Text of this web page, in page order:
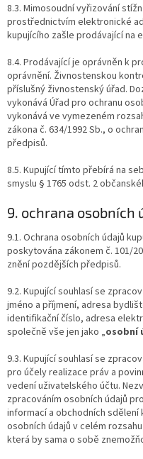
8.3. Mimosoudní vyřizování
prostřednictvím elektronické
kupujícího zašle prodávající na
8.4. Prodávající je oprávněn k
oprávnění. Živnostenskou
příslušný živnostenský úřad.
vykonává Úřad pro ochranu
vykonává ve vymezeném
zákona č. 634/1992 Sb., o
předpisů.
8.5. Kupující tímto přebírá na
smyslu § 1765 odst. 2
9. ochrana osobních
9.1. Ochrana osobních údajů
poskytována zákonem č. 101/
znění pozdějších předpisů.
9.2. Kupující souhlasí se
jméno a příjmení, adresa
identifikační číslo, adresa
společně vše jen jako „osobní
9.3. Kupující souhlasí se
pro účely realizace práv a
vedení uživatelského účtu.
zpracováním osobních údajů
informací a obchodních sdělení
osobních údajů v celém
která by sama o sobě